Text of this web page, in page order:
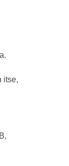
itse,